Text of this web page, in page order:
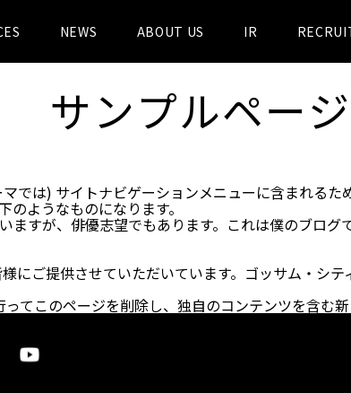
NEWS ABOUT US IR
サンプルページ
では) サイトナビゲーションメニューに含まれる
ようなものになります。
すが、俳優志望でもあります。これは僕のブロ
にご提供させていただいています。ゴッサム・シ
ってこのページを削除し、独自のコンテンツを含む